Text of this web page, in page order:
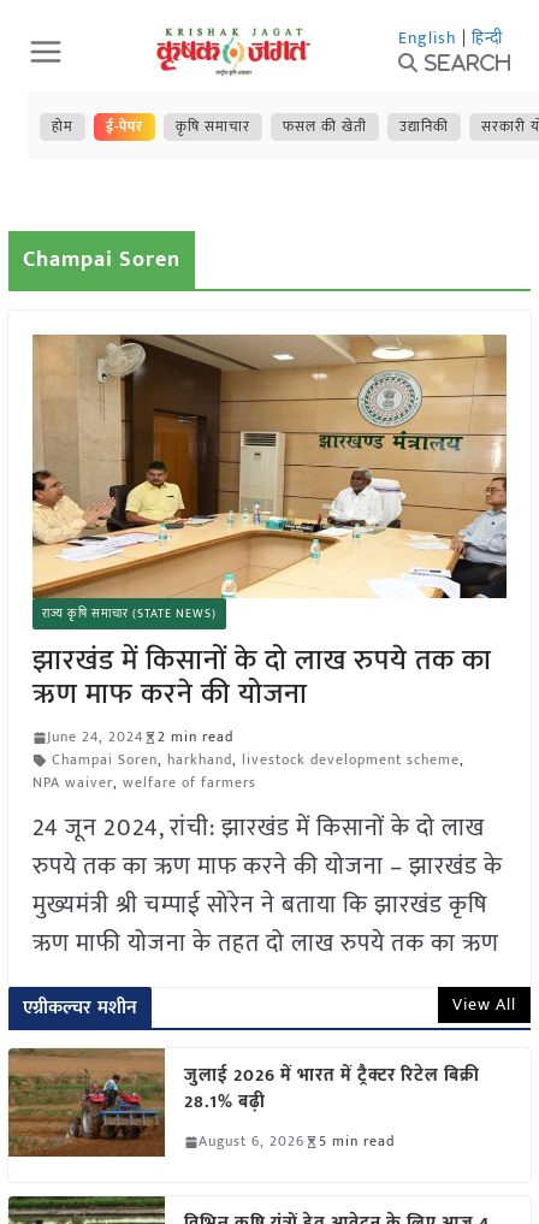
Skip
to
content
English | हिन्दी
Search
होम ई-पेपर कृषि समाचार फसल की खेती उद्यानिकी सरकारी
Champai Soren
राज्य कृषि समाचार (STATE NEWS)
झारखंड में किसानों के दो लाख रुपये तक का
ऋण माफ करने की योजना
June 24, 2024
2 min read
Champai Soren, harkhand, livestock development scheme,
NPA waiver, welfare of farmers
24 जून 2024, रांची: झारखंड में किसानों के दो लाख
रुपये तक का ऋण माफ करने की योजना – झारखंड के
मुख्यमंत्री श्री चम्पाई सोरेन ने बताया कि झारखंड कृषि
ऋण माफी योजना के तहत दो लाख रुपये तक का ऋण
एग्रीकल्चर मशीन View All
जुलाई 2026 में भारत में ट्रैक्टर रिटेल बिक्री
28.1% बढ़ी
August 6, 2026 5 min read